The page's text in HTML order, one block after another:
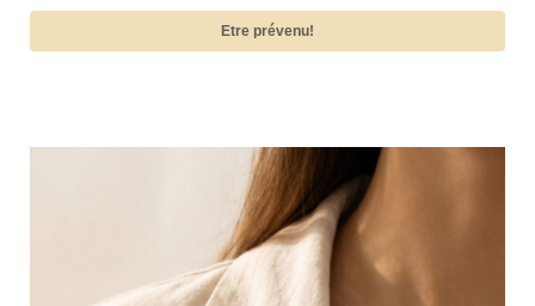
Etre prévenu!